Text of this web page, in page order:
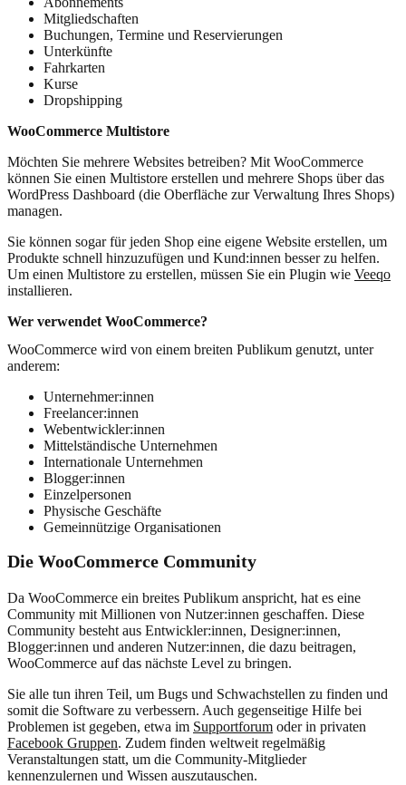
Mitgliedschaften
Buchungen, Termine und Reservierungen
Unterkünfte
Fahrkarten
Kurse
Dropshipping
WooCommerce Multistore
Möchten Sie mehrere Websites betreiben? Mit WooCommerce
können Sie einen Multistore erstellen und mehrere Shops über das
WordPress Dashboard (die Oberfläche zur Verwaltung Ihres Shops)
managen.
Sie können sogar für jeden Shop eine eigene Website erstellen, um
Produkte schnell hinzuzufügen und Kund:innen besser zu helfen.
Um einen Multistore zu erstellen, müssen Sie ein Plugin wie Veeqo
installieren.
Wer verwendet WooCommerce?
WooCommerce wird von einem breiten Publikum genutzt, unter
anderem:
Unternehmer:innen
Freelancer:innen
Webentwickler:innen
Mittelständische Unternehmen
Internationale Unternehmen
Blogger:innen
Einzelpersonen
Physische Geschäfte
Gemeinnützige Organisationen
Die WooCommerce Community
Da WooCommerce ein breites Publikum anspricht, hat es eine
Community mit Millionen von Nutzer:innen geschaffen. Diese
Community besteht aus Entwickler:innen, Designer:innen,
Blogger:innen und anderen Nutzer:innen, die dazu beitragen,
WooCommerce auf das nächste Level zu bringen.
Sie alle tun ihren Teil, um Bugs und Schwachstellen zu finden und
somit die Software zu verbessern. Auch gegenseitige Hilfe bei
Problemen ist gegeben, etwa im Supportforum oder in privaten
Facebook Gruppen. Zudem finden weltweit regelmäßig
Veranstaltungen statt, um die Community-Mitglieder
kennenzulernen und Wissen auszutauschen.